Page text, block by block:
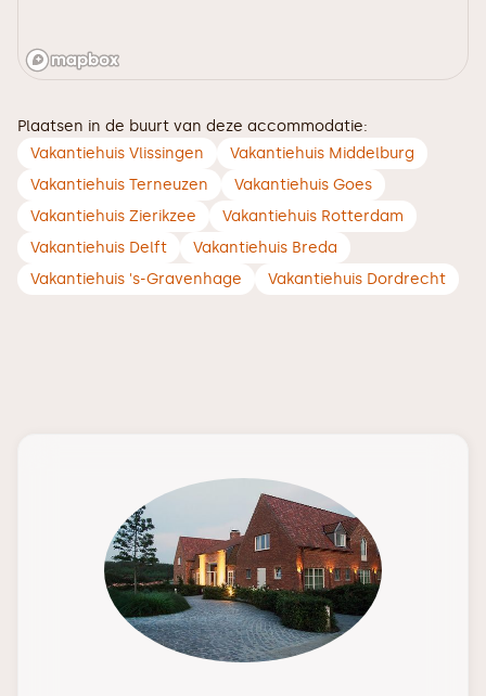
Plaatsen in de buurt van deze accommodatie:
Vakantiehuis Vlissingen
Vakantiehuis Middelburg
Vakantiehuis Terneuzen
Vakantiehuis Goes
Vakantiehuis Zierikzee
Vakantiehuis Rotterdam
Vakantiehuis Delft
Vakantiehuis Breda
Vakantiehuis 's-Gravenhage
Vakantiehuis Dordrecht